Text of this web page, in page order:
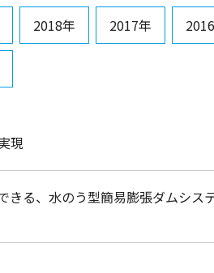
2018年 2017年
現
きる、水のう型簡易膨張ダムシス